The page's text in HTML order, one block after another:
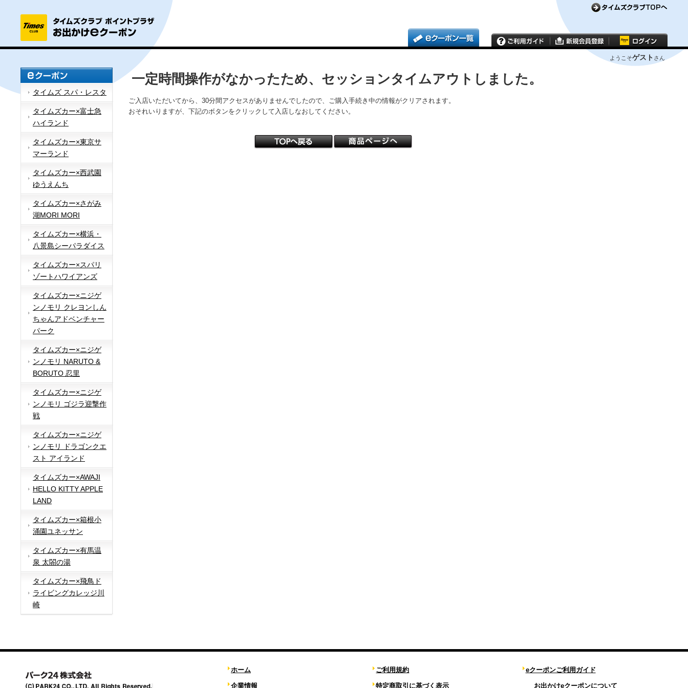
ようこそゲスト さん
タイムズ スパ・レスタ
タイムズカー×富士急
ハイランド
タイムズカー×東京サ
マーランド
タイムズカー×西武園
ゆうえんち
タイムズカー×さがみ
湖MORI MORI
タイムズカー×横浜・
八景島シーパラダイス
タイムズカー×スパリ
ゾートハワイアンズ
タイムズカー×ニジゲ
ンノモリ クレヨンしん
ちゃんアドベンチャー
パーク
タイムズカー×ニジゲ
ンノモリ NARUTO &
BORUTO 忍里
タイムズカー×ニジゲ
ンノモリ ゴジラ迎撃作
戦
タイムズカー×ニジゲ
ンノモリ ドラゴンクエ
スト アイランド
タイムズカー×AWAJI
HELLO KITTY APPLE
LAND
タイムズカー×箱根小
涌園ユネッサン
タイムズカー×有馬温
泉 太閤の湯
タイムズカー×飛鳥ド
ライビングカレッジ川
崎
一定時間操作がなかったため、セッションタイムアウトしました。
ご入店いただいてから、30分間アクセスがありませんでしたので、ご購入手続き中の情報がクリアされます。
おそれいりますが、下記のボタンをクリックして入店しなおしてください。
ホーム
企業情報
ご利用規約
特定商取引に基づく表示
eクーポンご利用ガイド
お出かけeクーポンについて